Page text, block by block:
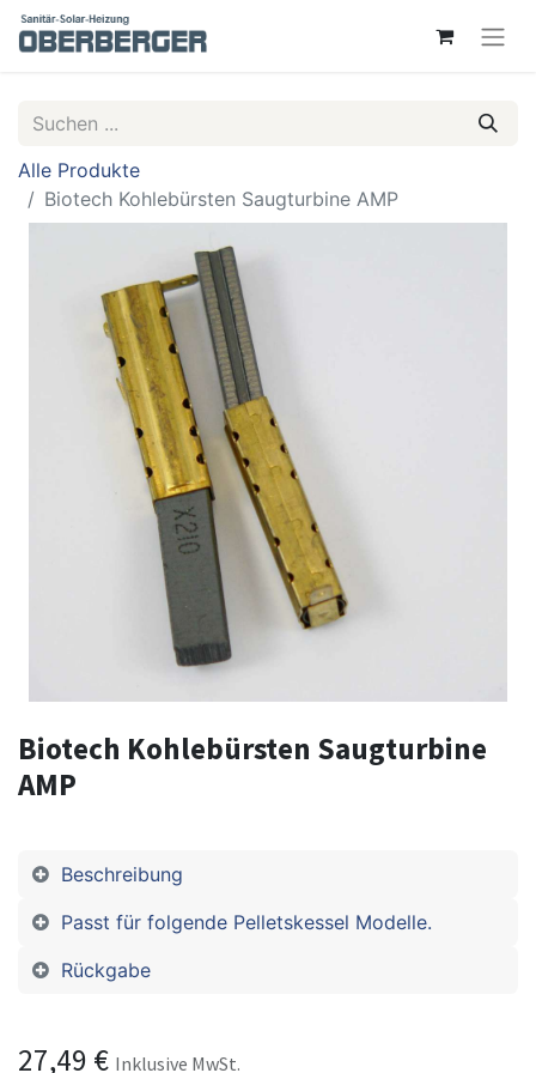
Alle Produkte
Biotech Kohlebürsten Saugturbine AMP
Biotech Kohlebürsten Saugturbine
AMP
Beschreibung
Passt für folgende Pelletskessel Modelle.
Rückgabe
27,49 € Inklusive MwSt.